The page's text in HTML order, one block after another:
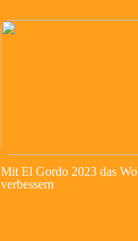
Mit El Gordo 2023 das
verbessern